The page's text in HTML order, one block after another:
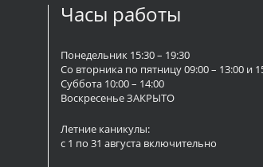
Часы работы
Понедельник 15:30 – 19:30
Со вторника по пятницу 09:00 – 13:00 и
Суббота 10:00 – 14:00
Воскресенье ЗАКРЫТО
Летние каникулы:
с 1 по 31 августа включительно